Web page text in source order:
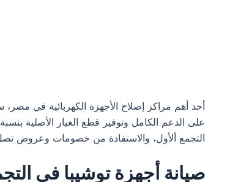
أحد أهم مراكز إصلاح الأجهزة الكهربائية في
التجمع ألأول، والاستفادة من خصومات وعروض تصل إلى 25% وأكثر، لتحظى بأفضل
صيانة أجهزة توشيبا في